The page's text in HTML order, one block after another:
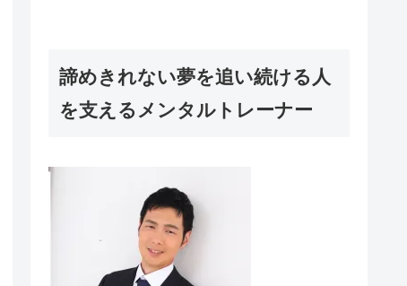
諦めきれない夢を追い続ける人
を支えるメンタルトレーナー